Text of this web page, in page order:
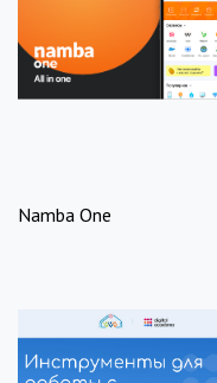
Year: 2022
Pages: 10
Publisher: Namba One
Namba One
Year: 2022
Pages: 21